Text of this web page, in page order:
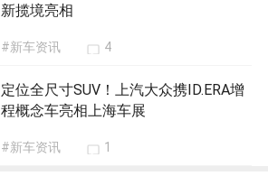
新揽境亮相
#新车资讯 4
定位全尺寸SUV！上汽大众携ID.ERA增
程概念车亮相上海车展
#新车资讯 1